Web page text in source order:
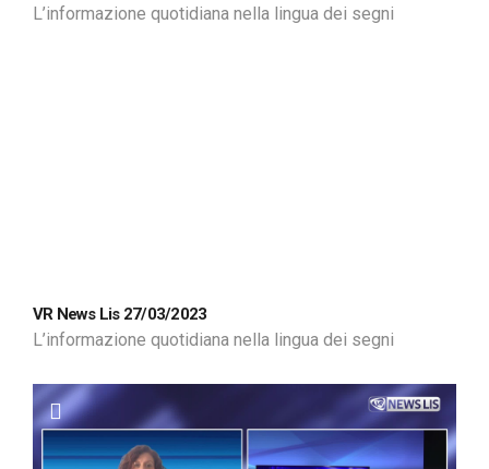
L’informazione quotidiana nella lingua dei segni
VR News Lis 27/03/2023
L’informazione quotidiana nella lingua dei segni